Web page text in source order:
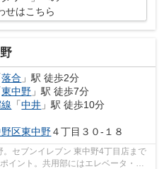
せはこちら
落合 」駅 徒歩2分
東中野 」駅 徒歩7分
「中井 」駅 徒歩10分
区東中野４丁目３０-１８
セブンイレブン 東中野4丁目店まで
イント。共用部にはエレベータ・敷